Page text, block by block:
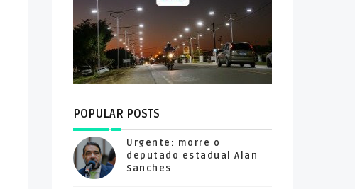
POPULAR POSTS
Urgente: morre o
deputado estadual Alan
Sanches